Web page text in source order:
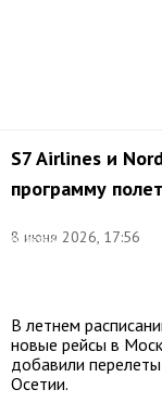
S7 Airlines и
программу
8 июня 2026, 17:56
Валерий
В летнем
новые рейсы в
добавили
Осетии.